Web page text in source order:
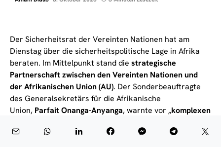
Der Sicherheitsrat der Vereinten Nationen hat am
Dienstag über die sicherheitspolitische Lage in Afrika
beraten. Im Mittelpunkt stand die strategische
Partnerschaft zwischen den Vereinten Nationen und
der Afrikanischen Union (AU). Der Sonderbeauftragte
des Generalsekretärs für die Afrikanische
Union, Parfait Onanga-Anyanga, warnte vor „komplexen
vielen Regionen des Kontinents zu anhaltenden